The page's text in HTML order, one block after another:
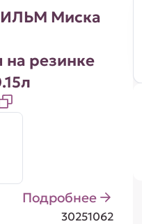
Миска
на резинке
Подробнее
30251062